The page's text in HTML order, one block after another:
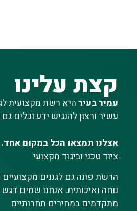
קצת עלינו
עמיר בעירהיא רשת מקצועית
עשיר ורצון להנגיש ידע וכלים
אצלנו תמצאו הכל במקום אחד.
ציוד טכני וביגוד מקצועי
הרשת פונה גם לגננים
נוחה ואיכותית. אנחנו שמים
מתקדמים במחירים תחרותיים